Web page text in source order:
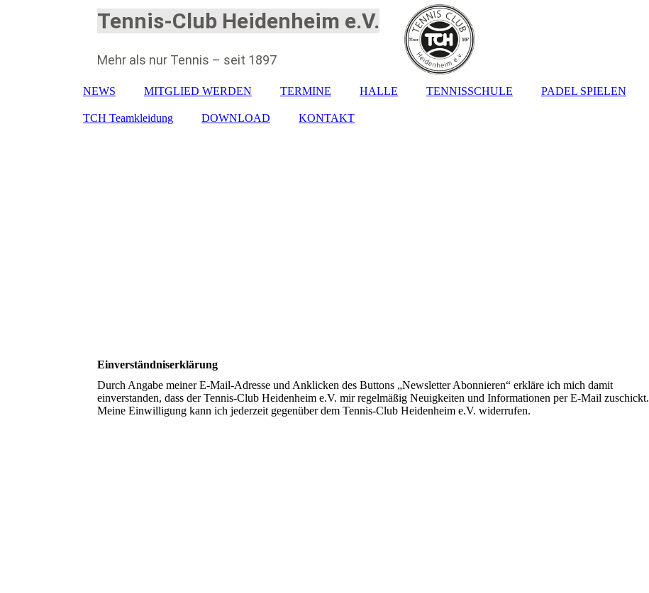
Tennis-Club Heidenheim e.V.
Mehr als nur Tennis – seit 1897
NEWS MITGLIED WERDEN TERMINE HALLE TENNISSCHULE PADEL SPIELEN
TCH Teamkleidung DOWNLOAD KONTAKT
Einverständniserklärung
Durch Angabe meiner E-Mail-Adresse und Anklicken des Buttons „Newsletter Abonnieren“ erkläre ich mich damit
einverstanden, dass der Tennis-Club Heidenheim e.V. mir regelmäßig Neuigkeiten und Informationen per E-Mail zuschickt.
Meine Einwilligung kann ich jederzeit gegenüber dem Tennis-Club Heidenheim e.V. widerrufen.